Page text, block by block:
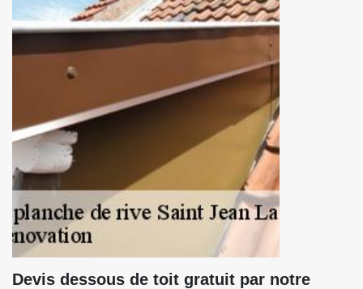
Devis dessous de toit gratuit par notre